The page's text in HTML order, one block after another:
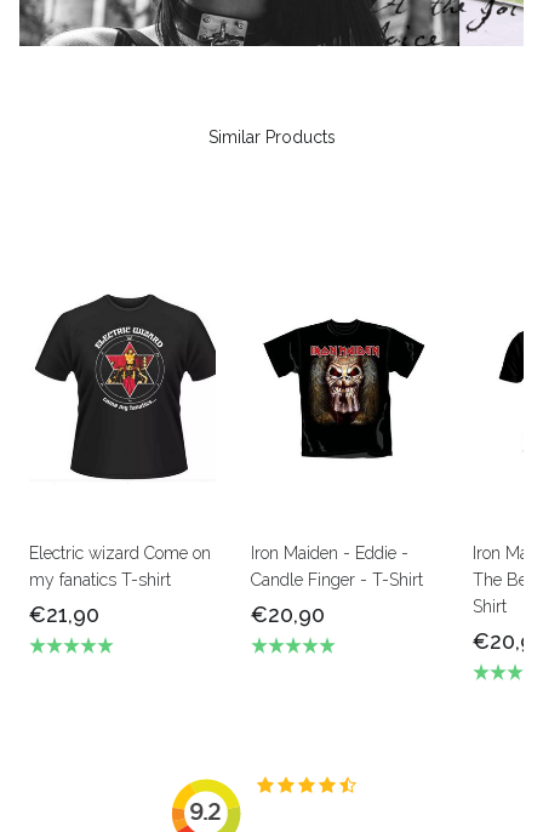
Similar Products
Electric wizard Come on
my fanatics T-shirt
€21,90
Iron Maiden - Eddie -
Candle Finger - T-Shirt
€20,90
Iron
The
Shirt